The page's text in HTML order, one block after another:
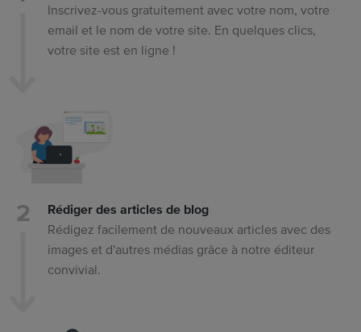
Inscrivez-vous gratuitement avec votre nom, votre
email et le nom de votre site. En quelques clics,
votre site est en ligne !
Rédiger des articles de blog
Rédigez facilement de nouveaux articles avec des
images et d'autres médias grâce à notre éditeur
convivial.